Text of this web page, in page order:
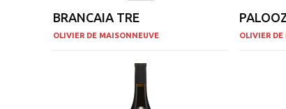
BRANCAIA TRE
OLIVIER DE MAISONNEUVE OLIVIER